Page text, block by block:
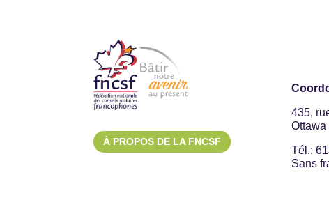
À PROPOS DE LA FNCSF
435,
Ottawa
Tél.:
Sans